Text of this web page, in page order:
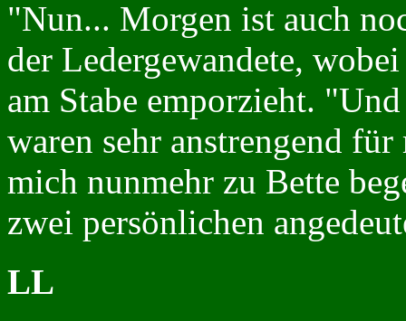
"Nun... Morgen ist auch
der Ledergewandete,
am Stabe emporzieht.
waren sehr anstrengend
mich nunmehr zu Bette
zwei persönlichen
LL